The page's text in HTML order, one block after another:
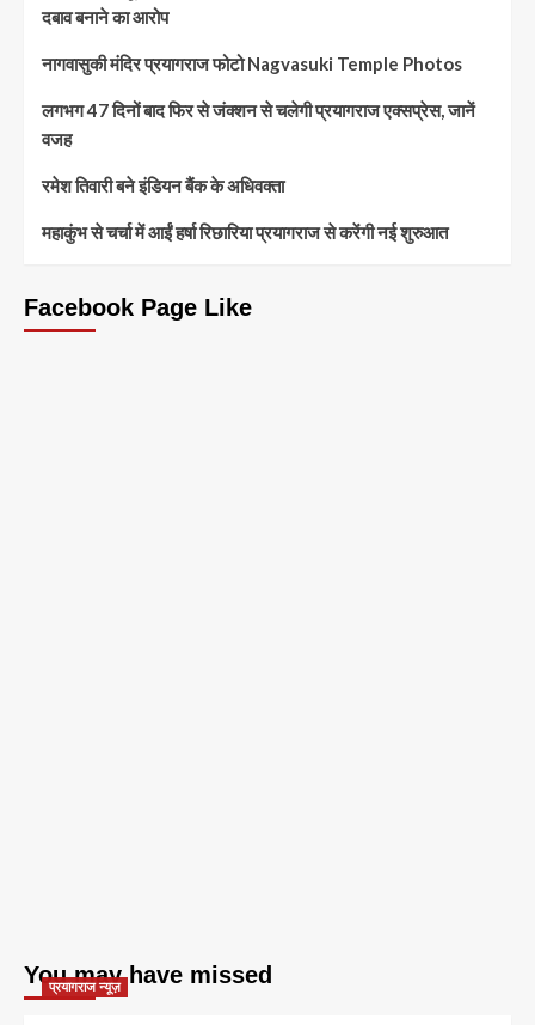
दबाव बनाने का आरोप
नागवासुकी मंदिर प्रयागराज फोटो Nagvasuki Temple Photos
लगभग 47 दिनों बाद फिर से जंक्शन से चलेगी प्रयागराज एक्सप्रेस, जानें
वजह
रमेश तिवारी बने इंडियन बैंक के अधिवक्ता
महाकुंभ से चर्चा में आईं हर्षा रिछारिया प्रयागराज से करेंगी नई शुरुआत
Facebook Page Like
You may have missed
प्रयागराज न्यूज़